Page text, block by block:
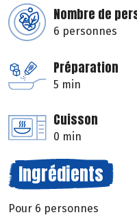
Nombre de
6 personnes
Préparation
5 min
Cuisson
0 min
Ingrédients
Pour 6 personnes